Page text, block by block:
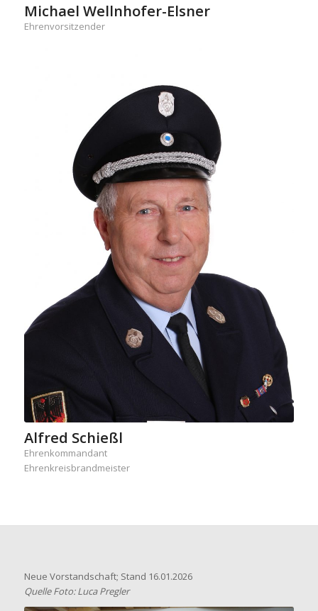
Michael Wellnhofer-Elsner
Ehrenvorsitzender
Alfred Schießl
Ehrenkommandant
Ehrenkreisbrandmeister
Neue Vorstandschaft; Stand 16.01.2026
Quelle Foto: Luca Pregler